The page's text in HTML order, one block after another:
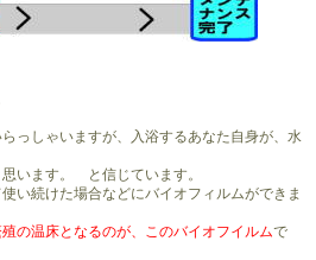
っしゃいますが、入浴するあなた自身が、水
います。 と信じています。
続けた場合などにバイオフィルムができま
の温床となるのが、このバイオフイルムで